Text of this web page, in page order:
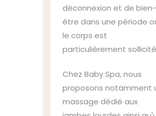
déconnexion et de bien-
être dans une période
le corps est
particulièrement
Chez Baby Spa, nous
proposons notamment
massage dédié aux